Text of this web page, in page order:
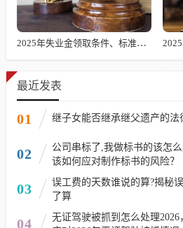
2025年失业金领取条件、标准及发放时长解析
最近发表
01 继子女能否继承继父遗产的法
02
公司串标了,我做标书的该怎
该如何应对制作标书的风险？
03
误工费的天数谁说的算?揭秘
了算
04
无证驾驶被抓到怎么处理